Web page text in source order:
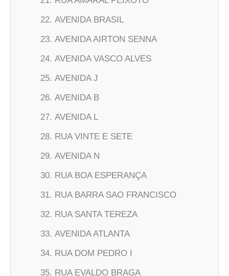
AVENIDA BRASIL
AVENIDA AIRTON SENNA
AVENIDA VASCO ALVES
AVENIDA J
AVENIDA B
AVENIDA L
RUA VINTE E SETE
AVENIDA N
RUA BOA ESPERANÇA
RUA BARRA SAO FRANCISCO
RUA SANTA TEREZA
AVENIDA ATLANTA
RUA DOM PEDRO I
RUA EVALDO BRAGA